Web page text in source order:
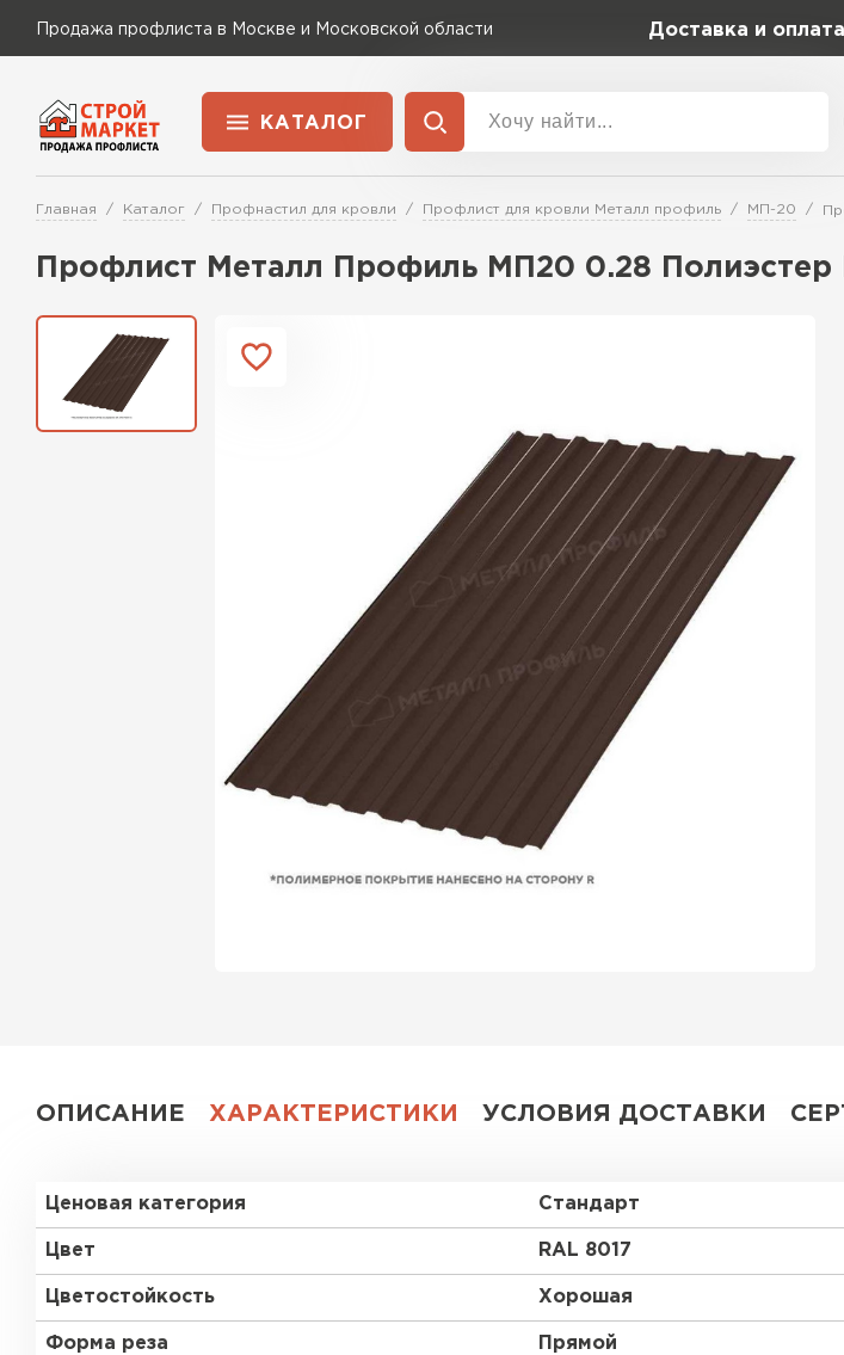
Продажа профлиста в Москве и Московской области Доставка и оплата
КАТАЛОГ
Применение
Для забора
Бренд
Гранд Лайн
Главная Каталог Профнастил для кровли Профлист для кровли Металл профиль МП-20
Профлист Металл Профиль МП20 0.28
ОПИСАНИЕ ХАРАКТЕРИСТИКИ УСЛОВИЯ ДОСТАВКИ
Ценовая категория Стандарт
Цвет RAL 8017
Цветостойкость Хорошая
Форма реза Прямой